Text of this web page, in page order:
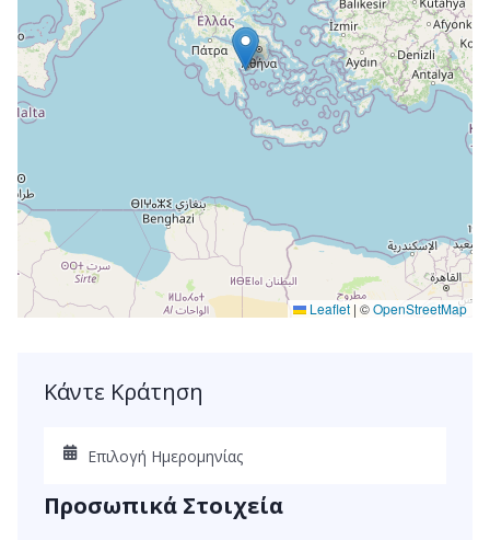
Leaflet | ©OpenStreetMap
Κάντε Κράτηση
Προσωπικά Στοιχεία